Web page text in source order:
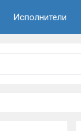
Исполнители